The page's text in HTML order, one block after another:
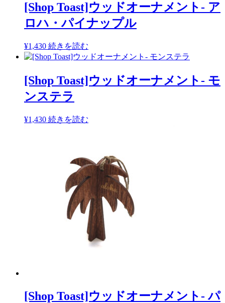
[Shop Toast]ウッドオーナメント- ア
ロハ・パイナップル
¥1,430 続きを読む
[Shop Toast]ウッドオーナメント- モ
ンステラ
¥1,430 続きを読む
[Shop Toast]ウッドオーナメント- パ